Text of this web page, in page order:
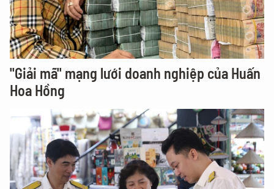
"Giải mã" mạng lưới doanh nghiệp của Huấn
Hoa Hồng